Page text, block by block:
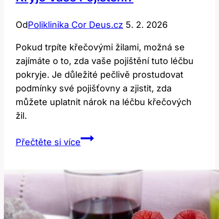
OdPoliklinika Cor Deus.cz 5. 2. 2026
Pokud trpíte křečovými žilami, možná se
zajímáte o to, zda vaše pojištění tuto léčbu
pokryje. Je důležité pečlivě prostudovat
podmínky své pojišťovny a zjistit, zda
můžete uplatnit nárok na léčbu křečových
žil.
Přečtěte si víceKřečové
pojišťovna:
Co
kryje